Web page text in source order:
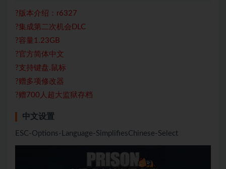
?版本介绍：r6327
?集成第二次机会DLC
?容量1.23GB
?官方简体中文
?支持键盘.鼠标
?赠多项修改器
?赠700人超大监狱存档
中文设置
ESC-Options-Language-SimplifiesChinese-Select